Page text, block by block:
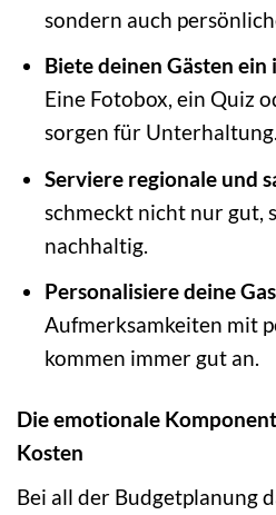
sondern auch
Biete deinen Gästen
Eine Fotobox, ein Quiz
sorgen für Unterhaltung.
Serviere regionale und
schmeckt nicht nur gut,
nachhaltig.
Personalisiere deine
Aufmerksamkeiten mit
kommen immer gut an.
Die emotionale
Kosten
Bei all der Budgetplanung